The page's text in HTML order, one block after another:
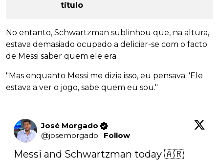
título
No entanto, Schwartzman sublinhou que, na altura,
estava demasiado ocupado a deliciar-se com o facto
de Messi saber quem ele era.
"Mas enquanto Messi me dizia isso, eu pensava: 'Ele
estava a ver o jogo, sabe quem eu sou."
José Morgado
@josemorgado · Follow
Messi and Schwartzman today 🇦🇷